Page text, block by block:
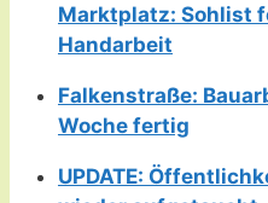
Marktplatz: Sohlist
Handarbeit
Falkenstraße:
Woche fertig
UPDATE: